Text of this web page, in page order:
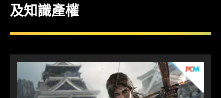
及知識產權